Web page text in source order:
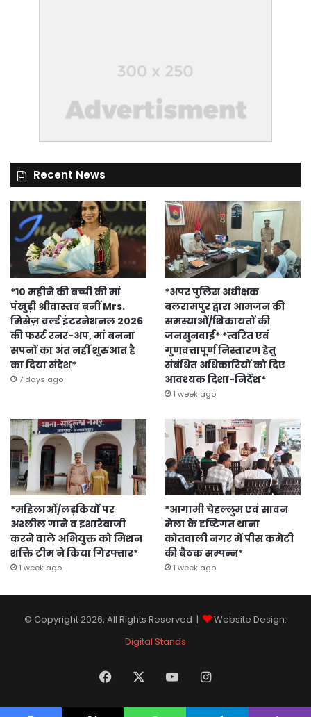
Recent News
*10 महीने की बच्ची की मां
पंखुड़ी श्रीवास्तव बनीं Mrs.
मिसेज़ वर्ल्ड इंटरनेशनल 2026
की फर्स्ट रनर-अप, मां बनना
सपनों का अंत नहीं शुरुआत है
का दिया संदेश*
7 days ago
*अपर पुलिस अधीक्षक
बलरामपुर द्वारा आमजन की
समस्याओं/शिकायतों की
जनसुनवाई* *त्वरित एवं
गुणवत्तापूर्ण निस्तारण हेतु
संबंधित अधिकारियों को दिए
आवश्यक दिशा-निर्देश*
1 week ago
*महिलाओं/लड़कियों पर
अश्लील गाने व इशारेबाजी
करने वाले अभियुक्त को मिशन
शक्ति टीम ने किया गिरफ्तार*
1 week ago
*आगामी चेहल्लुम एवं सावन
मेला के दृष्टिगत थाना
कोतवाली नगर में पीस कमेटी
की बैठक सम्पन्न*
1 week ago
© Copyright 2026, All Rights Reserved |
Website Design:
Digital Stands
Facebook YouTubeInstagram